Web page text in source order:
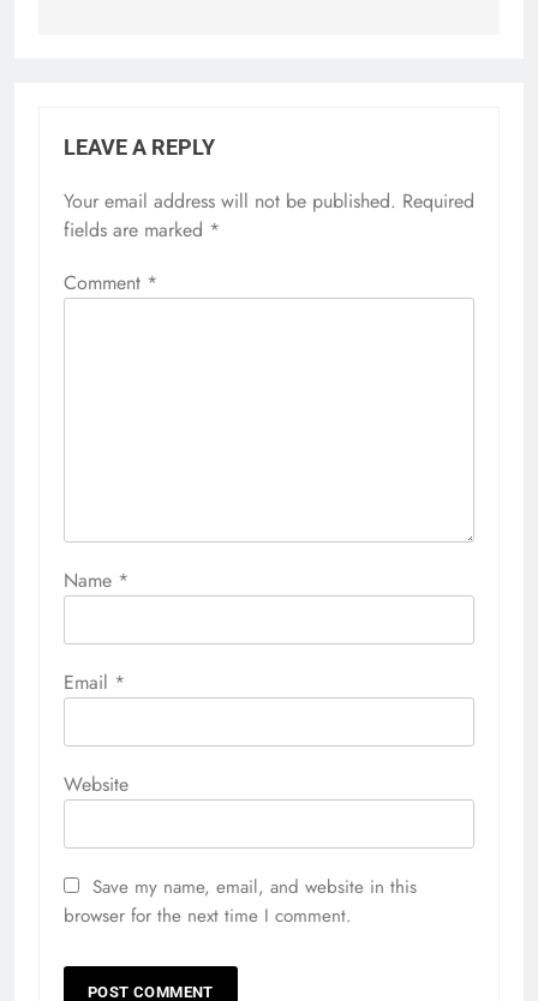
LEAVE A REPLY
Your email address will not be published. Required
fields are marked *
Comment *
Name *
Email *
Website
Save my name, email, and website in this
browser for the next time I comment.